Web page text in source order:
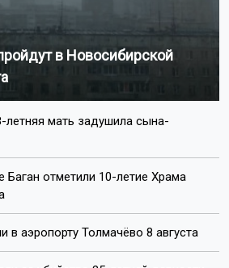
в Новосибирской
мать задушила сына-
Баган отметили 10-летие Храма
в аэропорту Толмачёво 8 августа